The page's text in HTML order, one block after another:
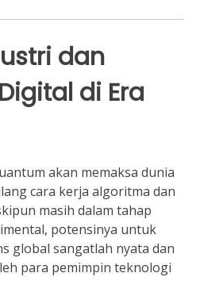
dan
di Era
akan memaksa dunia
cara kerja algoritma dan
masih dalam tahap
potensinya untuk
global sangatlah nyata dan
para pemimpin teknologi